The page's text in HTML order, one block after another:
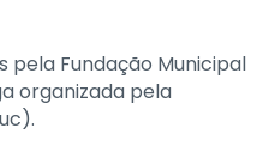
pela Fundação Municipal
organizada pela